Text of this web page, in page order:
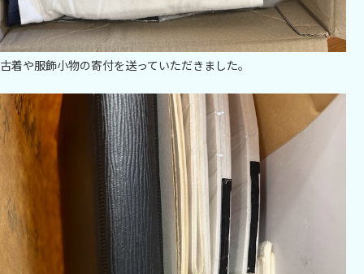
古着や服飾小物の寄付を送っていただきました。